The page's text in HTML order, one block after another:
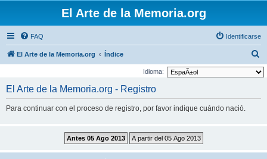
El Arte de la Memoria.org
FAQ Identificarse
El Arte de la Memoria.org Índice
u
Idioma:
El Arte de la Memoria.org - Registro
Para continuar con el proceso de registro, por favor indique cuándo nació.